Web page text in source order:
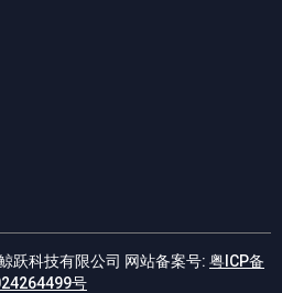
跃科技有限公司 网站备案号: 粤ICP备
号